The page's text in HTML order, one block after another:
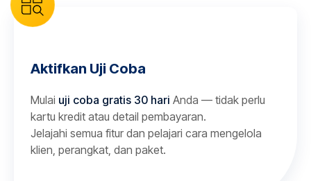
Aktifkan Uji Coba
Mulai uji coba gratis 30 hari Anda — tidak perlu
kartu kredit atau detail pembayaran.
Jelajahi semua fitur dan pelajari cara mengelola
klien, perangkat, dan paket.